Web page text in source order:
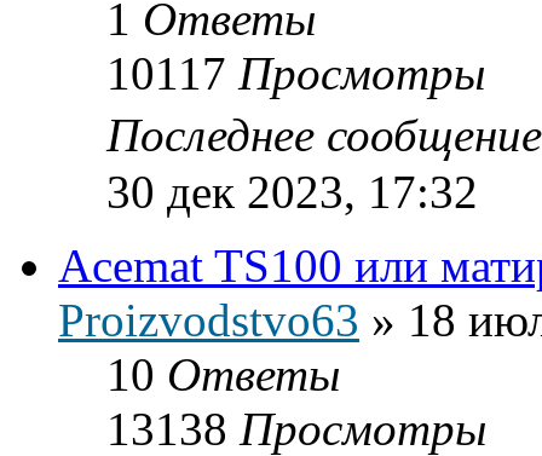
1 Ответы
10117 Просмотры
Последнее
30 дек 2023, 17:32
Acemat TS100 или
Proizvodstvo63 » 18
10 Ответы
13138 Просмотры